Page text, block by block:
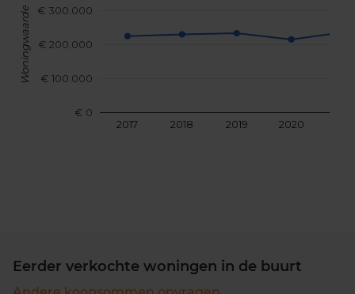
2017 2018 2019 2020
€ 0
€ 100.000
€ 200.000
€ 300.000
Woningwaarde
Eerder verkochte woningen in de buurt